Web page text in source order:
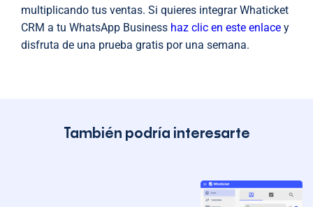
multiplicando tus ventas. Si quieres integrar Whaticket
CRM a tu WhatsApp Business haz clic en este enlace y
disfruta de una prueba gratis por una semana.
También podría interesarte